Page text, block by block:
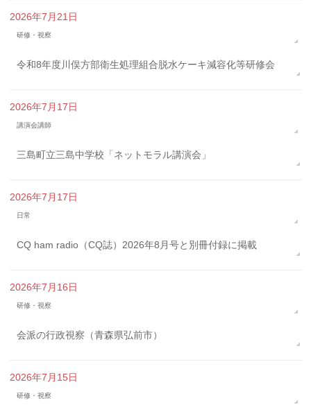
2026年7月21日
研修・視察
令和8年度川俣方部衛生処理組合脱水ケーキ減容化等研修会
2026年7月17日
講演会講師
三島町立三島中学校「ネットモラル講演会」
2026年7月17日
日常
CQ ham radio（CQ誌）2026年8月号と別冊付録に掲載
2026年7月16日
研修・視察
会派の行政視察（青森県弘前市）
2026年7月15日
研修・視察